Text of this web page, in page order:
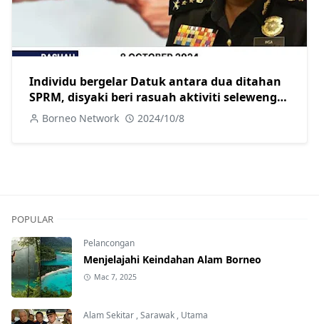
Individu bergelar Datuk antara dua ditahan
SPRM, disyaki beri rasuah aktiviti seleweng
diesel di Sibu
Borneo Network 2024/10/8
POPULAR
Pelancongan
Menjelajahi Keindahan Alam Borneo
Mac 7, 2025
Alam Sekitar ,Sarawak , Utama